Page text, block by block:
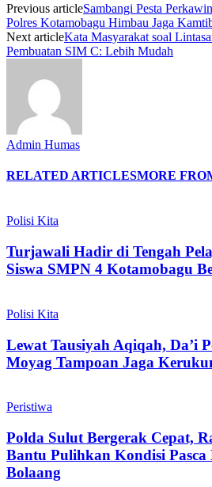
Previous articleSambangi Pesta
Polres Kotamobagu Himbau Jaga
Next articleKata Masyarakat soal
Pembuatan SIM C: Lebih Mudah
Admin Humas
RELATED ARTICLESMORE
Polisi Kita
Turjawali Hadir di Tengah
Siswa SMPN 4 Kotamobagu
Polisi Kita
Lewat Tausiyah Aqiqah, Da’i
Moyag Tampoan Jaga
Peristiwa
Polda Sulut Bergerak Cepat,
Bantu Pulihkan Kondisi
Bolaang